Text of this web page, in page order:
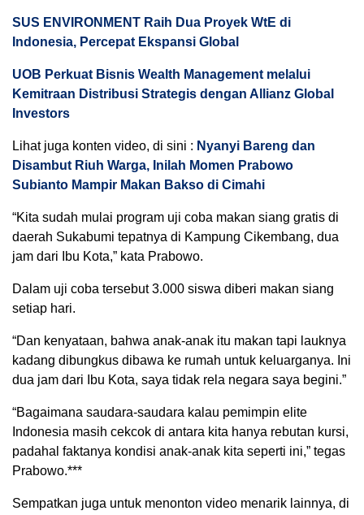
SUS ENVIRONMENT Raih Dua Proyek WtE di
Indonesia, Percepat Ekspansi Global
UOB Perkuat Bisnis Wealth Management melalui
Kemitraan Distribusi Strategis dengan Allianz Global
Investors
Lihat juga konten video, di sini : Nyanyi Bareng dan
Disambut Riuh Warga, Inilah Momen Prabowo
Subianto Mampir Makan Bakso di Cimahi
“Kita sudah mulai program uji coba makan siang gratis di
daerah Sukabumi tepatnya di Kampung Cikembang, dua
jam dari Ibu Kota,” kata Prabowo.
Dalam uji coba tersebut 3.000 siswa diberi makan siang
setiap hari.
“Dan kenyataan, bahwa anak-anak itu makan tapi lauknya
kadang dibungkus dibawa ke rumah untuk keluarganya. Ini
dua jam dari Ibu Kota, saya tidak rela negara saya begini.”
“Bagaimana saudara-saudara kalau pemimpin elite
Indonesia masih cekcok di antara kita hanya rebutan kursi,
padahal faktanya kondisi anak-anak kita seperti ini,” tegas
Prabowo.***
Sempatkan juga untuk menonton video menarik lainnya, di